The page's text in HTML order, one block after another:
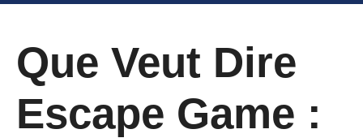
Que Veut Dire
Escape Game :